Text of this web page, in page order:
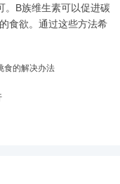
。B族维生素可以促进碳
食欲。通过这些方法希
食的解决办法